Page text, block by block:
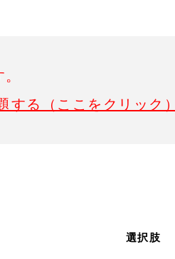
する（ここをクリック）
選択肢